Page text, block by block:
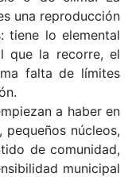
una reproduc­ción
tiene lo elemental
que la recorre, el
falta de límites
a haber en
pequeños nú­cleos,
de comunidad,
municipal